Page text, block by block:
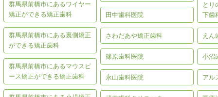
群馬県前橋市にあるワイヤー
矯正ができる矯正歯科
群馬県前橋市にある裏側矯正
ができる矯正歯科
群馬県前橋市にあるマウスピ
ース矯正ができる矯正歯科
田中歯科医院
さわだあや矯正歯科
篠原歯科医院
永山歯科医院
とり
下歯
えん
小沼
アル